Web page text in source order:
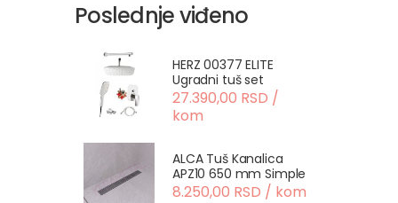
Poslednje viđeno
HERZ 00377 ELITE
Ugradni tuš set
27.390,00 RSD /
kom
ALCA Tuš Kanalica
APZ10 650 mm Simple
8.250,00 RSD / kom